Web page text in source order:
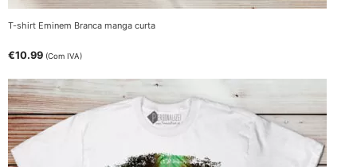
T-shirt Eminem Branca manga curta
€10.99 (Com IVA)